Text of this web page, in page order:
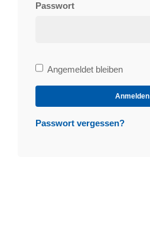
Passwort
Bleibe
angemeldet
Angemeldet bleiben
Anmelden
Passwort vergessen?